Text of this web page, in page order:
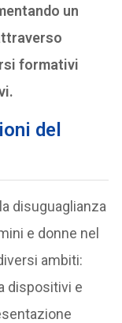
un
formativi
del
disuguaglianza
e donne nel
ambiti:
dispositivi e